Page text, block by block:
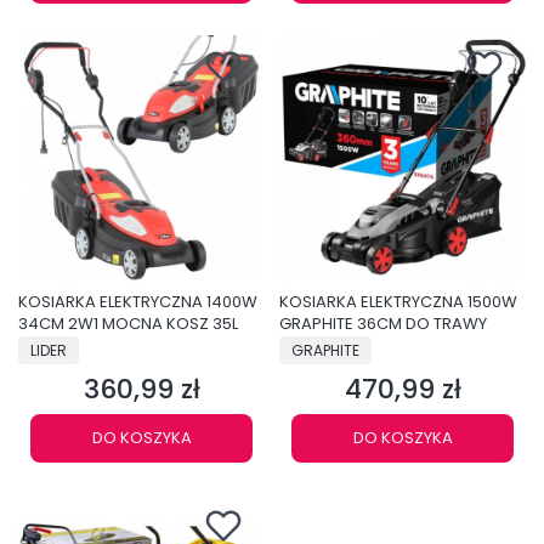
KOSIARKA ELEKTRYCZNA 1400W
34CM 2W1 MOCNA KOSZ 35L
PRODUCENT
LIDER
Cena
360,99 zł
DO KOSZYKA
KOSIARKA ELEKTRYCZNA 1500W
GRAPHITE 36CM DO TRAWY
PRODUCENT
GRAPHITE
Cena
470,99 zł
DO KOSZYKA